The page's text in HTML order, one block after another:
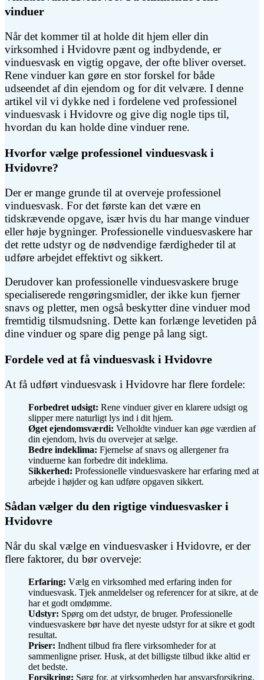
vinduer
Når det kommer til at holde dit hjem eller din
virksomhed i Hvidovre pænt og indbydende, er
vinduesvask en vigtig opgave, der ofte bliver overset.
Rene vinduer kan gøre en stor forskel for både
udseendet af din ejendom og for dit velvære. I denne
artikel vil vi dykke ned i fordelene ved professionel
vinduesvask i Hvidovre og give dig nogle tips til,
hvordan du kan holde dine vinduer rene.
Hvorfor vælge professionel vinduesvask i
Hvidovre?
Der er mange grunde til at overveje professionel
vinduesvask. For det første kan det være en
tidskrævende opgave, især hvis du har mange vinduer
eller høje bygninger. Professionelle vinduesvaskere har
det rette udstyr og de nødvendige færdigheder til at
udføre arbejdet effektivt og sikkert.
Derudover kan professionelle vinduesvaskere bruge
specialiserede rengøringsmidler, der ikke kun fjerner
snavs og pletter, men også beskytter dine vinduer mod
fremtidig tilsmudsning. Dette kan forlænge levetiden på
dine vinduer og spare dig penge på lang sigt.
Fordele ved at få vinduesvask i Hvidovre
At få udført vinduesvask i Hvidovre har flere fordele:
Forbedret udsigt: Rene vinduer giver en klarere udsigt og
slipper mere naturligt lys ind i dit hjem.
Øget ejendomsværdi: Velholdte vinduer kan øge værdien af
din ejendom, hvis du overvejer at sælge.
Bedre indeklima: Fjernelse af snavs og allergener fra
vinduerne kan forbedre dit indeklima.
Sikkerhed: Professionelle vinduesvaskere har erfaring med at
arbejde i højder og kan udføre opgaven sikkert.
Sådan vælger du den rigtige vinduesvasker i
Hvidovre
Når du skal vælge en vinduesvasker i Hvidovre, er der
flere faktorer, du bør overveje:
Erfaring: Vælg en virksomhed med erfaring inden for
vinduesvask. Tjek anmeldelser og referencer for at sikre, at de
har et godt omdømme.
Udstyr: Spørg om det udstyr, de bruger. Professionelle
vinduesvaskere bør have det nyeste udstyr for at sikre et godt
resultat.
Priser: Indhent tilbud fra flere virksomheder for at
sammenligne priser. Husk, at det billigste tilbud ikke altid er
det bedste.
Forsikring: Sørg for, at virksomheden har ansvarsforsikring,